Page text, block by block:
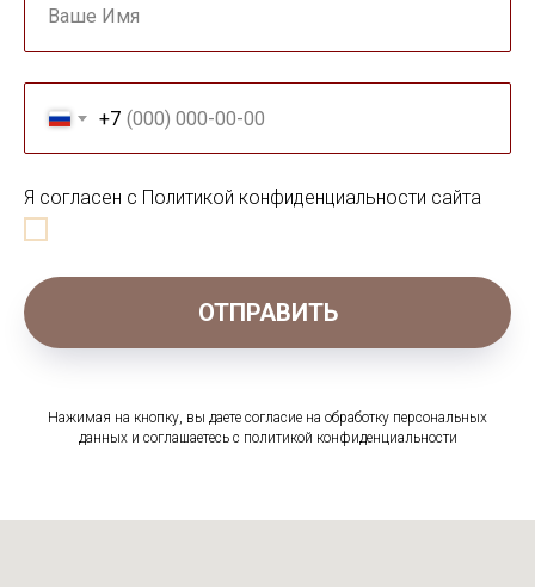
Ваше Имя
+7
Я согласен с Политикой конфиденциальности сайта
ОТПРАВИТЬ
Нажимая на кнопку, вы даете согласие на обработку персональных
данных и соглашаетесь c политикой конфиденциальности